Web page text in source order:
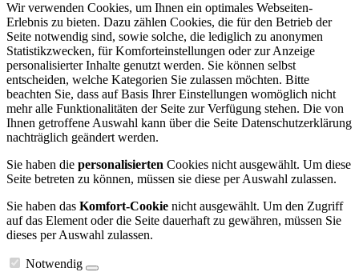
Wir verwenden Cookies, um Ihnen ein optimales Webseiten-
Erlebnis zu bieten. Dazu zählen Cookies, die für den Betrieb der
Seite notwendig sind, sowie solche, die lediglich zu anonymen
Statistikzwecken, für Komforteinstellungen oder zur Anzeige
personalisierter Inhalte genutzt werden. Sie können selbst
entscheiden, welche Kategorien Sie zulassen möchten. Bitte
beachten Sie, dass auf Basis Ihrer Einstellungen womöglich nicht
mehr alle Funktionalitäten der Seite zur Verfügung stehen. Die von
Ihnen getroffene Auswahl kann über die Seite Datenschutzerklärung
nachträglich geändert werden.
Sie haben die personalisierten Cookies nicht ausgewählt. Um diese
Seite betreten zu können, müssen sie diese per Auswahl zulassen.
Sie haben das Komfort-Cookie nicht ausgewählt. Um den Zugriff
auf das Element oder die Seite dauerhaft zu gewähren, müssen Sie
dieses per Auswahl zulassen.
Notwendig